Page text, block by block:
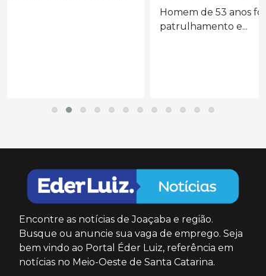
Homem de 53 anos foi localizado durante
Encontre as notícias de Joaçaba e região.
Busque ou anuncie sua vaga de emprego. Seja
bem vindo ao Portal Éder Luiz, referência em
notícias no Meio-Oeste de Santa Catarina.